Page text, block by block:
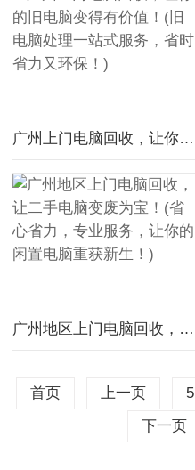
广州上门电脑回收，让你的旧电脑变得有价值！(旧电脑处理一站式服务，省时省力又环保！)
广州地区上门电脑回收，让二手电脑变废为宝！(省心省力，专业服务，让你的闲置电脑重获新生！)
首页 上一页 5
下一页